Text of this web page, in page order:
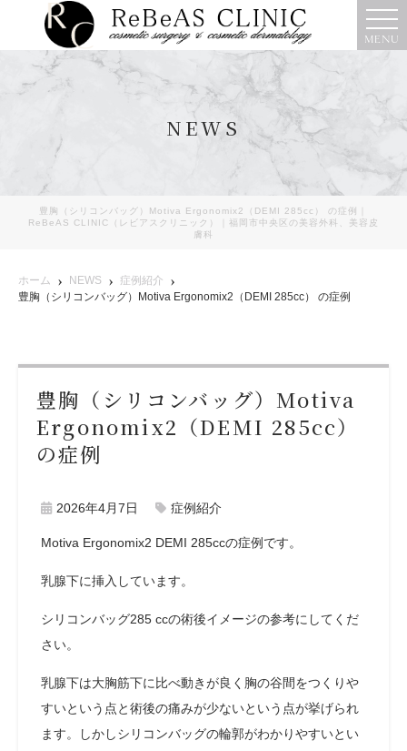
MENU
NEWS
豊胸（シリコンバッグ）Motiva Ergonomix2（DEMI 285cc） の症例｜
ReBeAS CLINIC（レビアスクリニック）｜福岡市中央区の美容外科、美容皮
膚科
ホーム NEWS
症例紹介
豊胸（シリコンバッグ）Motiva Ergonomix2（DEMI 285cc） の症例
豊胸（シリコンバッグ）Motiva
Ergonomix2（DEMI 285cc）
の症例
2026年4月7日 症例紹介
Motiva Ergonomix2 DEMI 285ccの症例です。
乳腺下に挿入しています。
シリコンバッグ285 ccの術後イメージの参考にしてくだ
さい。
乳腺下は大胸筋下に比べ動きが良く胸の谷間をつくりや
すいという点と術後の痛みが少ないという点が挙げられ
ます。しかしシリコンバッグの輪郭がわかりやすいとい